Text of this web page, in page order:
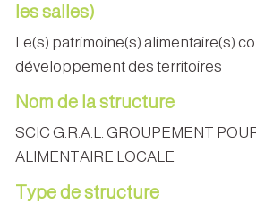
les salles)
Le(s) patrimoine(s) alimentaire(s)
développement des territoires
Nom de la structure
SCIC G.R.A.L. GROUPEMENT
ALIMENTAIRE LOCALE
Type de structure